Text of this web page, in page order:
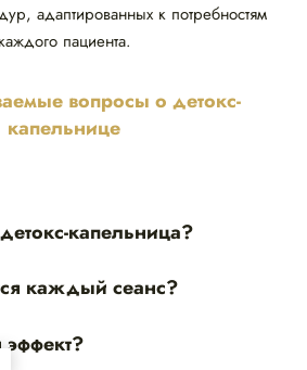
адаптированных к потребностям
каждого пациента.
вопросы о детокс-
капельнице
капельница?
каждый сеанс?
эффект?